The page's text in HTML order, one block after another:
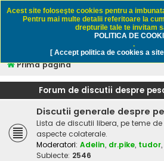
Rapitori.ro -
Prima pagină
Forum de discutii despre
Discutii generale despre
Lista de discutii libera, pe teme
aspecte colaterale.
Moderatori: Adelin, dr.pike, tudor,
Subiecte: 2546
Acest site foloseşte cookies pentru a
Pentru mai multe detalii referitoare la
drepturile tale te invitam
POLITICA DE
.
[ Accept politica de cookies a